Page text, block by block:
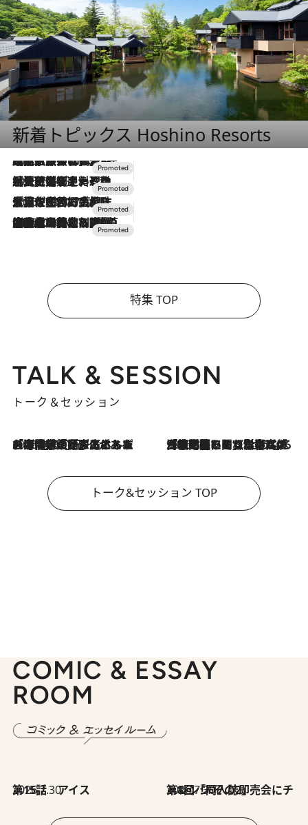
新着トピックス Hoshino Resorts
2026.7.31
【ホテル帰省】という選択肢をOMOが提案。家族とほどよい距離を保つには「昼は実家、夜は気兼ねなくホテルで！」
2026.7.24
【夏限定ディナーコース】旬を迎える稚鮎や花ズッキーニなどをイタリア・トスカーナの郷土料理の手法で満喫！
2026.7.17
「土佐和ハーブかき氷」がOMO7高知に登場！生姜、山椒、大葉など目にも舌にも涼を呼ぶ郷土の味
2026.7.10
NEW OPEN！【界 草津】名湯の地に誕生。趣の異なる2種の温泉と上州ならではの会席・蕎麦割烹など美食を味わう究極の癒やし旅
特集 TOP
TALK & SESSION
トーク＆セッション
2026.8.3
「今後値上げがあるとすれば…」「リスクがあるのは今年の冬」エネルギー専門家が語る、ホルムズ海峡封鎖が家庭にもたらす“ある心配” 2026.8.3
「住宅建てられない…」「サーチャージ料の高値が続いている」ホルムズ海峡封鎖による影響はいつまで続く？《エネルギー専門家に聞く“どうなる日本の暮らし”》
トーク&セッション TOP
COMIC & ESSAY
ROOM
2026.7.30
第15話 アイス 2026.7.30
第8回「同人誌即売会にチャレンジ その2」